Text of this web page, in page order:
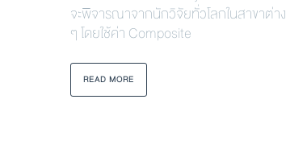
จะพิจารณาจากนักวิจัยทั่วโลกในสาขาต่าง
ๆ โดยใช้ค่า Composite
READ MORE